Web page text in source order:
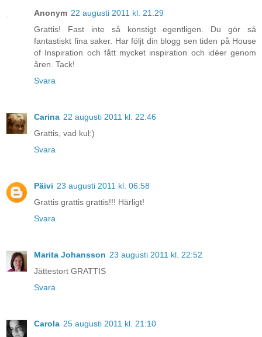
Anonym 22 augusti 2011 kl. 21:29
Grattis! Fast inte så konstigt egentligen. Du gör så
fantastiskt fina saker. Har följt din blogg sen tiden på House
of Inspiration och fått mycket inspiration och idéer genom
åren. Tack!
Svara
Carina 22 augusti 2011 kl. 22:46
Grattis, vad kul:)
Svara
Päivi 23 augusti 2011 kl. 06:58
Grattis grattis grattis!!! Härligt!
Svara
Marita Johansson 23 augusti 2011 kl. 22:52
Jättestort GRATTIS
Svara
Carola 25 augusti 2011 kl. 21:10